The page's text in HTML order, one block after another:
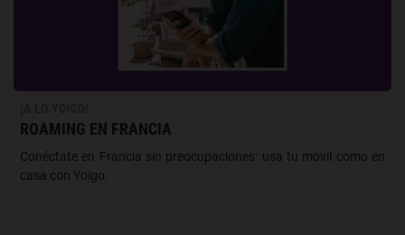
ROAMING EN FRANCIA
Conéctate en Francia sin preocupaciones: usa tu móvil como en
casa con Yoigo.